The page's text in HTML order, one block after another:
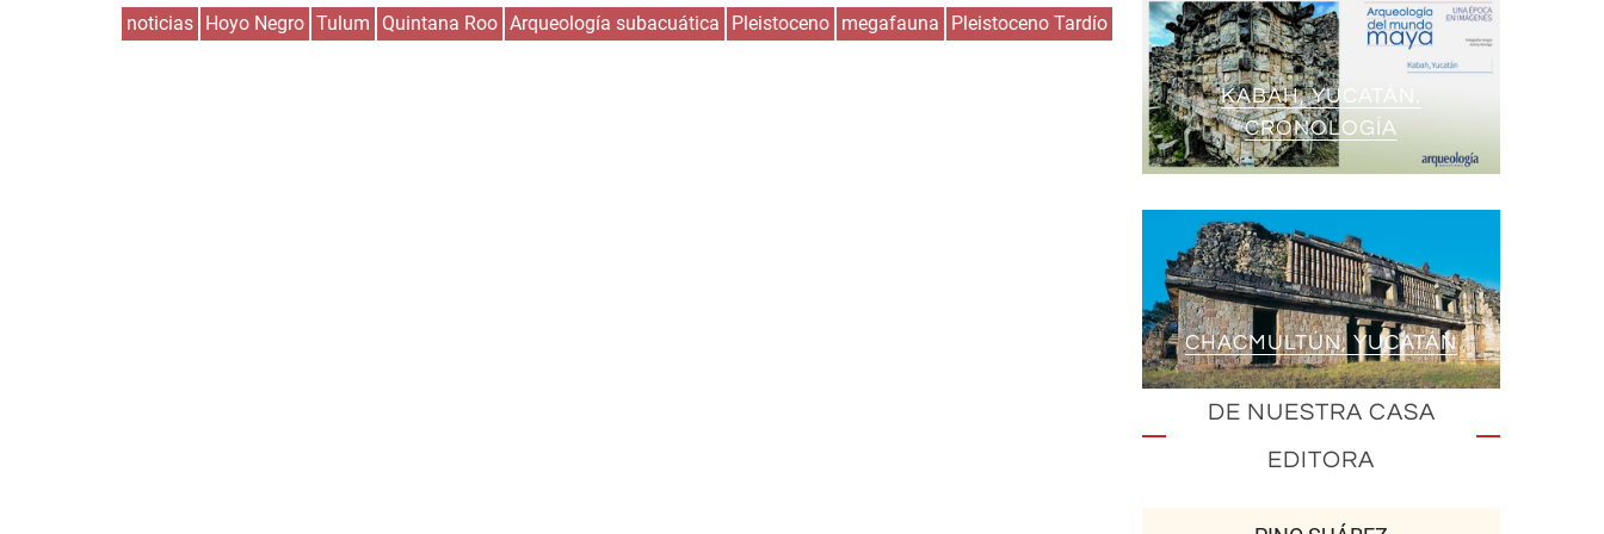
noticias Hoyo Negro Tulum Quintana Roo Arqueología subacuática Pleistoceno megafauna Pleistoceno Tardío
KABAH, YUCATÁN.
CRONOLOGÍA
CHACMULTÚN, YUCATÁN
DE NUESTRA CASA
EDITORA